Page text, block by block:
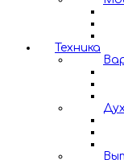
Техника